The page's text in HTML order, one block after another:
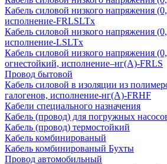
Кабель силовой низкого напряжения
исполнение-FRLSLTx
Кабель силовой низкого напряжения
исполнение-LSLTx
Кабель силовой низкого напряжения
огнестойкий, исполнение–нг(А)-FRLS
Провод бытовой
Кабель силовой в изоляции из
галогенов, исполнение-нг(А)-FRHF
Кабели специального назначения
Кабель (провод) для погружных
Кабель (провод) термостойкий
Кабель комбинированый
Кабель комбинированый Бухты
Провод автомобильный